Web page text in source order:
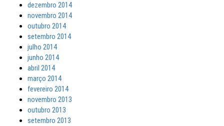
dezembro 2014
novembro 2014
outubro 2014
setembro 2014
julho 2014
junho 2014
abril 2014
março 2014
fevereiro 2014
novembro 2013
outubro 2013
setembro 2013